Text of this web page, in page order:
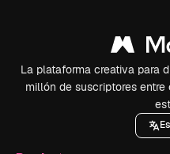
La plataforma creativa para
millón de suscriptores entre